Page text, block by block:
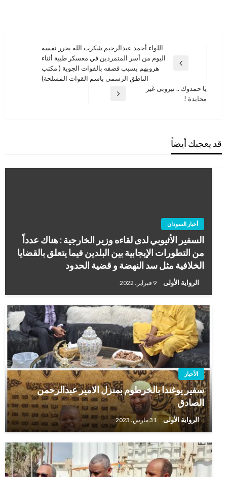
المقالات
المقالة
اللواء أحمد عبدالرحيم شكرت الله يحرر نفسه
اليوم من أسر المتمردين في معسكر طيبة أثناء
هروبهم بسبب قصفه بالقوات الجوية ( مكتب
الناطق الرسمي باسم القوات المسلحة)
المقالة
يا حمدوك .. نيروبى غير
محايدة !
قد يعجبك أيضاً
أخبار السودان
السفير الأثيوبي لدى لقاءه وزير الخارجية : هناك عدداً
من التطورات الإيجابية بين البلدين فيما يتعلق بالقضايا
الخلافية مثل سد النهضة و قضية الحدود
الرواية الأولى 9 فبراير، 2022
الأخبار
سفير يوغندا بالخرطوم بمنزل الامير عبدالرحمن
الصادق
الرواية الأولى 31 مارس، 2023